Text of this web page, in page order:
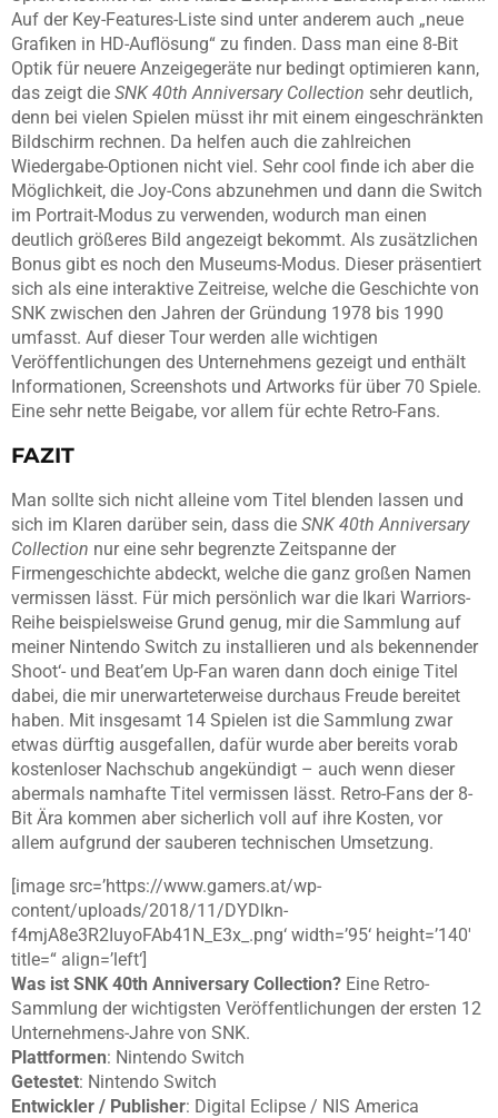
Auf der Key-Features-Liste sind unter anderem auch „neue
Grafiken in HD-Auflösung“ zu finden. Dass man eine 8-Bit
Optik für neuere Anzeigegeräte nur bedingt optimieren kann,
das zeigt die SNK 40th Anniversary Collection sehr deutlich,
denn bei vielen Spielen müsst ihr mit einem eingeschränkten
Bildschirm rechnen. Da helfen auch die zahlreichen
Wiedergabe-Optionen nicht viel. Sehr cool finde ich aber die
Möglichkeit, die Joy-Cons abzunehmen und dann die Switch
im Portrait-Modus zu verwenden, wodurch man einen
deutlich größeres Bild angezeigt bekommt. Als zusätzlichen
Bonus gibt es noch den Museums-Modus. Dieser präsentiert
sich als eine interaktive Zeitreise, welche die Geschichte von
SNK zwischen den Jahren der Gründung 1978 bis 1990
umfasst. Auf dieser Tour werden alle wichtigen
Veröffentlichungen des Unternehmens gezeigt und enthält
Informationen, Screenshots und Artworks für über 70 Spiele.
Eine sehr nette Beigabe, vor allem für echte Retro-Fans.
FAZIT
Man sollte sich nicht alleine vom Titel blenden lassen und
sich im Klaren darüber sein, dass die SNK 40th Anniversary
Collection nur eine sehr begrenzte Zeitspanne der
Firmengeschichte abdeckt, welche die ganz großen Namen
vermissen lässt. Für mich persönlich war die Ikari Warriors-
Reihe beispielsweise Grund genug, mir die Sammlung auf
meiner Nintendo Switch zu installieren und als bekennender
Shoot‘- und Beat’em Up-Fan waren dann doch einige Titel
dabei, die mir unerwarteterweise durchaus Freude bereitet
haben. Mit insgesamt 14 Spielen ist die Sammlung zwar
etwas dürftig ausgefallen, dafür wurde aber bereits vorab
kostenloser Nachschub angekündigt – auch wenn dieser
abermals namhafte Titel vermissen lässt. Retro-Fans der 8-
Bit Ära kommen aber sicherlich voll auf ihre Kosten, vor
allem aufgrund der sauberen technischen Umsetzung.
[image src=’https://www.gamers.at/wp-
content/uploads/2018/11/DYDlkn-
f4mjA8e3R2IuyoFAb41N_E3x_.png‘ width=’95‘ height=’140′
title=“ align=’left‘]
Was ist SNK 40th Anniversary Collection? Eine Retro-
Sammlung derwichtigsten Veröffentlichungen der ersten 12
Unternehmens-Jahre von SNK.
Plattformen: Nintendo Switch
Getestet: Nintendo Switch
Entwickler / Publisher: Digital Eclipse / NIS America